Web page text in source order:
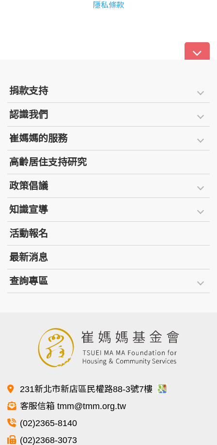
隱私條款
捐款支持
認識我們
崔媽媽的服務
高齡居住支持研究
政策倡議
知識宣導
活動報名
最新消息
查詢專區
231新北市新店區民權路88-3號7樓
客服信箱 tmm@tmm.org.tw
(02)2365-8140
(02)2368-3073